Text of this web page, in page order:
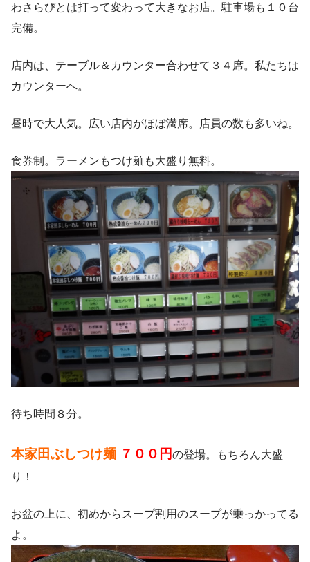
わさらびとは打って変わって大きなお店。駐車場も１０台
完備。
店内は、テーブル＆カウンター合わせて３４席。私たちは
カウンターへ。
昼時で大人気。広い店内がほぼ満席。店員の数も多いね。
食券制。ラーメンもつけ麺も大盛り無料。
待ち時間８分。
本家田ぶしつけ麺 ７００円の登場。もちろん大盛
り！
お盆の上に、初めからスープ割用のスープが乗っかってる
よ。